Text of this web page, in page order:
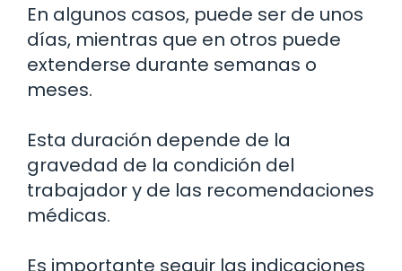
En algunos casos, puede ser de unos
días, mientras que en otros puede
extenderse durante semanas o
meses.
Esta duración depende de la
gravedad de la condición del
trabajador y de las recomendaciones
médicas.
Es importante seguir las indicaciones